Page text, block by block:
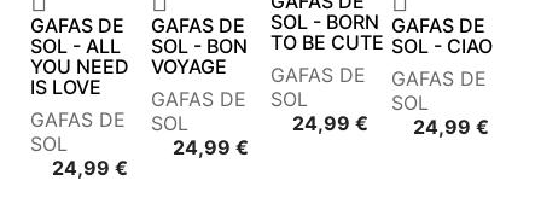
GAFAS DE
SOL - ALL
YOU NEED
IS LOVE
GAFAS DE
SOL
24,99 €
GAFAS DE
SOL - BON
VOYAGE
GAFAS DE
SOL
24,99 €Precio
SOL - BORN
TO BE CUTE
GAFAS DE
SOL
24,99 € Precio
GAFAS DE
SOL - CIAO
GAFAS DE
SOL
24,99 €